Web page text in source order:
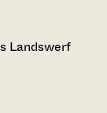
Landswerf